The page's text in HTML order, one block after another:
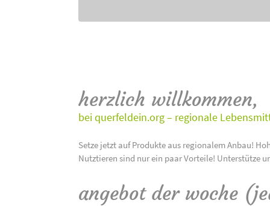
herzlich willkommen,
bei querfeldein.org – regionale
Setze jetzt auf Produkte aus regionalem Anbau!
Nutztieren sind nur ein paar Vorteile! Unterstütze
angebot der woche